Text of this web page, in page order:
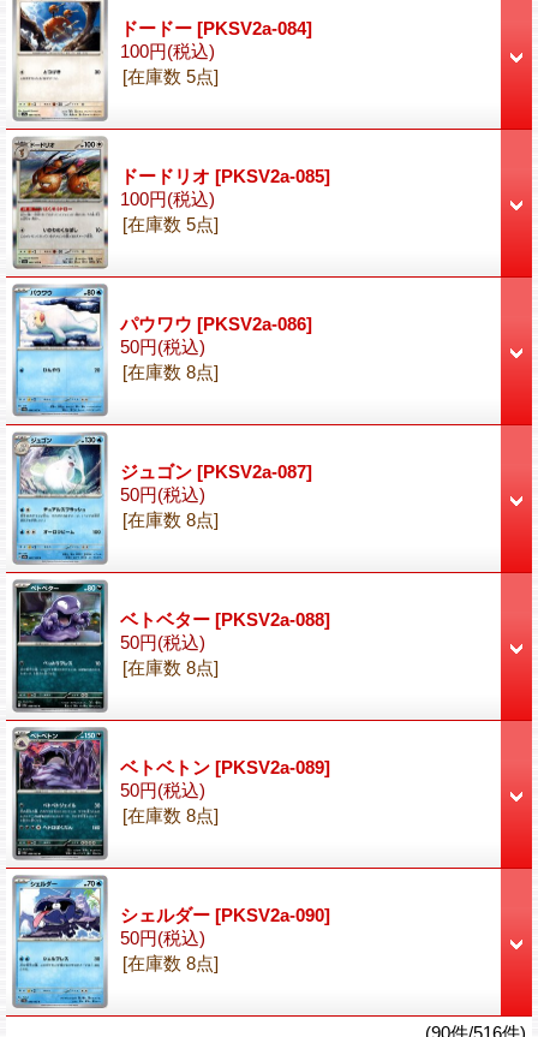
ドードー [PKSV2a-084]
100円(税込)
[在庫数 5点]
ドードリオ [PKSV2a-085]
100円(税込)
[在庫数 5点]
パウワウ [PKSV2a-086]
50円(税込)
[在庫数 8点]
ジュゴン [PKSV2a-087]
50円(税込)
[在庫数 8点]
ベトベター [PKSV2a-088]
50円(税込)
[在庫数 8点]
ベトベトン [PKSV2a-089]
50円(税込)
[在庫数 8点]
シェルダー [PKSV2a-090]
50円(税込)
[在庫数 8点]
(90件/516件)